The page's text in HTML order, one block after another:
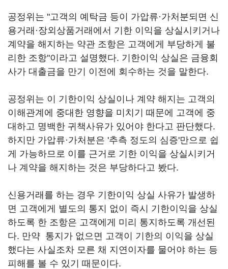
공정위는 "고객의 예탁금 등이 가압류·가처분되면 신
용거래·장외상품거래에서 기한 이익을 상실시키거나
계약을 해지하는 약관 조항은 고객에게 부당하게 불
리한 조항"이라고 설명했다. 기한이익 상실은 금융회
사가 대출금을 만기 이전에 회수하는 것을 말한다.
공정위는 이 기한이익 상실이나 계약 해지는 고객의
이해관계에 중대한 영향을 미치기 때문에 고객에 중
대하고 명백한 귀책사유가 있어야 한다고 판단했다.
하지만 가압류·가처분은 '추측 정도의 심증'만으로 쉽
게 가능하므로 이를 근거로 기한 이익을 상실시키거
나 계약을 해지하는 것은 부당하다고 봤다.
신용거래를 하는 경우 기한이익 상실 사유가 발생하
면 고객에게 별도의 통지 없이 즉시 기한이익을 상실
하도록 한 조항은 고객에게 미리 통지하도록 개선된
다. 만약 통지가 없으면 고객이 기한의 이익을 상실
했다는 사실조차 모른 채 지연이자를 물어야 하는 등
피해를 볼 수 있기 때문이다.